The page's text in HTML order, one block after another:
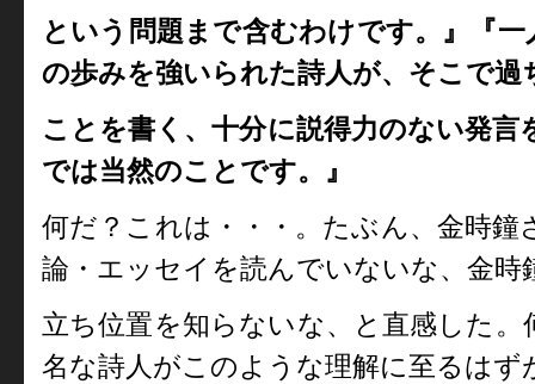
という問題まで含むわけです。』
『
の歩みを強いられた詩人が、そこで過
ことを書く、十分に説得力のない発
では当然のことです。』
何だ？これは・・・。たぶん、金時
論・エッセイを読んでいないな、金時
立ち位置を知らないな、と直感した
名な詩人がこのような理解に至るは